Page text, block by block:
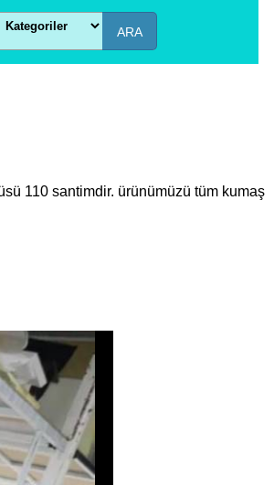
ARA
110 santimdir. ürünümüzü tüm kumaş